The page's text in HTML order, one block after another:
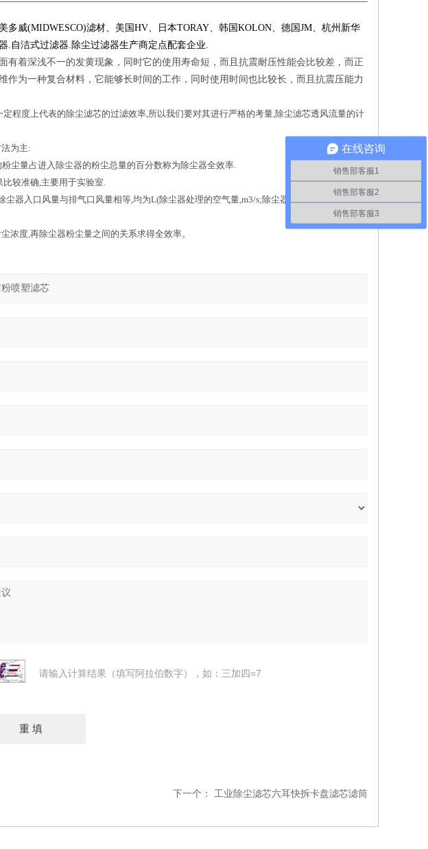
多威(MIDWESCO)滤材、美国 HV、日本TORAY、韩国 KOLON、德国 JM、杭州新华
. 自洁式过滤器. 除尘过滤器生产商定点配套企业.
有着深浅不一的发黄现象，同时它的使用寿命短，而且抗震耐压性能会比较差，而正
作为一种复合材料，它能够长时间的工作，同时使用时间也比较长，而且抗震压能力
定程度上代表的除尘滤芯的过滤效率,所以我们要对其进行严格的考量,除尘滤芯透风流量的计
为主:
尘量占进入除尘器的粉尘总量的百分数称为除尘器全效率.
比较准确,主要用于实验室.
尘器入口风量与排气口风量相等,均为L(除尘器处理的空气量,m3/s;除尘器进口的空气含尘浓
浓度,再除尘器粉尘量之间的关系求得全效率。
请输入计算结果（填写阿拉伯数字），如：三加四=7
下一个： 工业除尘滤芯六耳快拆卡盘滤芯滤筒
在线咨询
销售部客服1
销售部客服2
销售部客服3